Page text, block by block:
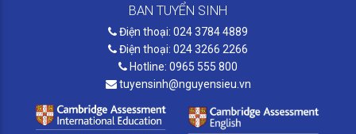
BAN TUYỂN SINH
Điện thoại: 024 3784 4889
Điện thoại: 024 3266 2266
Hotline: 0965 555 800
tuyensinh@nguyensieu.vn